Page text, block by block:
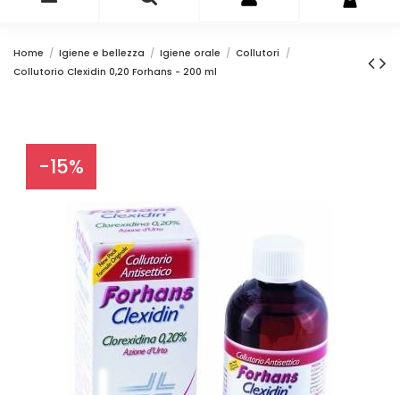
Home Igiene e bellezza Igiene orale
Collutori
Collutorio Clexidin 0,20 Forhans - 200 ml
-15%